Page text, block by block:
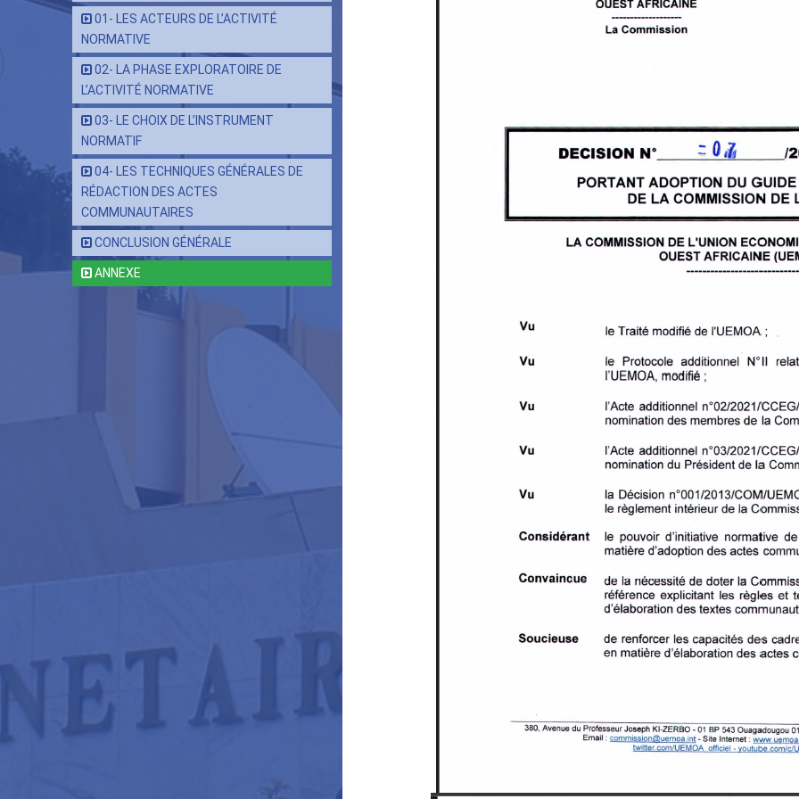
01- LES ACTEURS DE L’ACTIVITÉ
NORMATIVE
02- LA PHASE EXPLORATOIRE DE
L’ACTIVITÉ NORMATIVE
03- LE CHOIX DE L’INSTRUMENT
NORMATIF
04- LES TECHNIQUES GÉNÉRALES DE
RÉDACTION DES ACTES
COMMUNAUTAIRES
CONCLUSION GÉNÉRALE
ANNEXE